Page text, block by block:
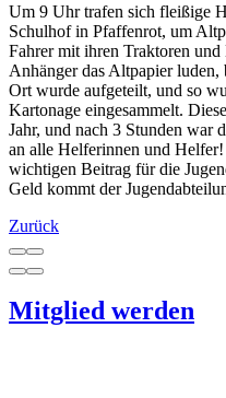
Um 9 Uhr trafen sich fleißige
Schulhof in Pfaffenrot, um
Fahrer mit ihren Traktoren
Anhänger das Altpapier luden,
Ort wurde aufgeteilt, und so
Kartonage eingesammelt.
Jahr, und nach 3 Stunden war
an alle Helferinnen und
wichtigen Beitrag für die
Geld kommt der
Zurück
Mitglied werden